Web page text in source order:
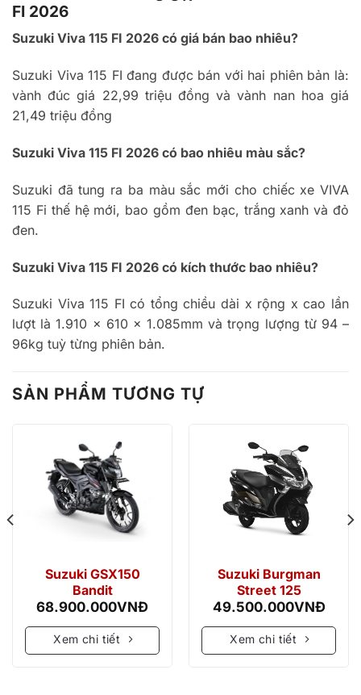
FI 2026
Suzuki Viva 115 FI 2026 có giá bán bao nhiêu?
Suzuki Viva 115 FI đang được bán với hai phiên bản là:
vành đúc giá 22,99 triệu đồng và vành nan hoa giá
21,49 triệu đồng
Suzuki Viva 115 FI 2026 có bao nhiêu màu sắc?
Suzuki đã tung ra ba màu sắc mới cho chiếc xe VIVA
115 Fi thế hệ mới, bao gồm đen bạc, trắng xanh và đỏ
đen.
Suzuki Viva 115 FI 2026 có kích thước bao nhiêu?
Suzuki Viva 115 FI có tổng chiều dài x rộng x cao lần
lượt là 1.910 x 610 x 1.085mm và trọng lượng từ 94 –
96kg tuỳ từng phiên bản.
SẢN PHẨM TƯƠNG TỰ
Suzuki GSX150
Bandit
68.900.000VNĐ
Xem chi tiết
Suzuki Burgman
Street 125
49.500.000VNĐ
Xem chi tiết